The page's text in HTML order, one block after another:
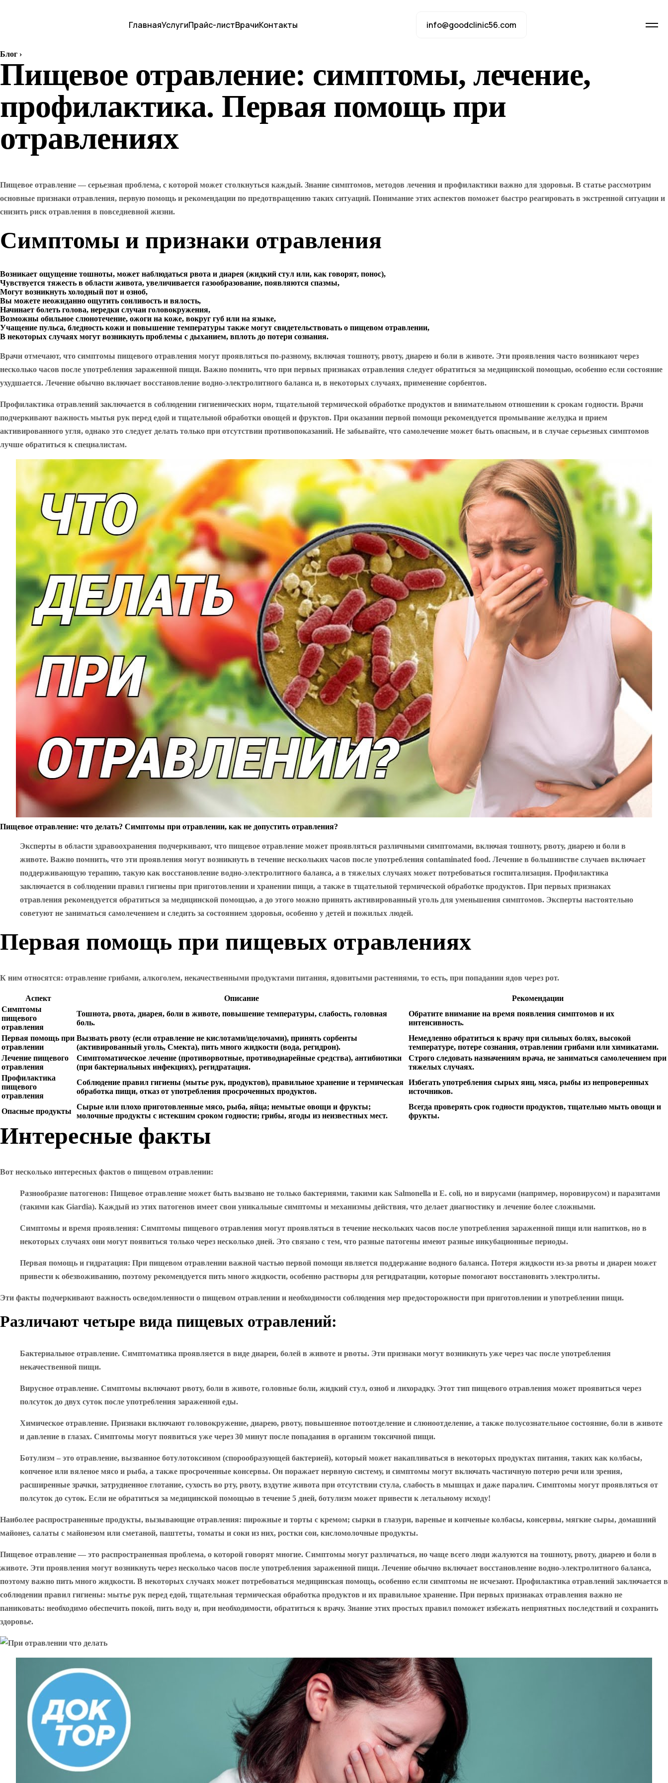
ГлавнаяУслугиПрайс-листВрачиКонтакты info@goodclinic56.com
Блог ›
Пищевое отравление: симптомы, лечение,
профилактика. Первая помощь при
отравлениях
Пищевое отравление — серьезная проблема, с которой может столкнуться каждый. Знание симптомов, методов лечения и профилактики важно для здоровья. В статье рассмотрим
основные признаки отравления, первую помощь и рекомендации по предотвращению таких ситуаций. Понимание этих аспектов поможет быстро реагировать в экстренной ситуации и
снизить риск отравления в повседневной жизни.
Симптомы и признаки отравления
Возникает ощущение тошноты, может наблюдаться рвота и диарея (жидкий стул или, как говорят, понос),
Чувствуется тяжесть в области живота, увеличивается газообразование, появляются спазмы,
Могут возникнуть холодный пот и озноб,
Вы можете неожиданно ощутить сонливость и вялость,
Начинает болеть голова, нередки случаи головокружения,
Возможны обильное слюнотечение, ожоги на коже, вокруг губ или на языке,
Учащение пульса, бледность кожи и повышение температуры также могут свидетельствовать о пищевом отравлении,
В некоторых случаях могут возникнуть проблемы с дыханием, вплоть до потери сознания.
Врачи отмечают, что симптомы пищевого отравления могут проявляться по-разному, включая тошноту, рвоту, диарею и боли в животе. Эти проявления часто возникают через
несколько часов после употребления зараженной пищи. Важно помнить, что при первых признаках отравления следует обратиться за медицинской помощью, особенно если состояние
ухудшается. Лечение обычно включает восстановление водно-электролитного баланса и, в некоторых случаях, применение сорбентов.
Профилактика отравлений заключается в соблюдении гигиенических норм, тщательной термической обработке продуктов и внимательном отношении к срокам годности. Врачи
подчеркивают важность мытья рук перед едой и тщательной обработки овощей и фруктов. При оказании первой помощи рекомендуется промывание желудка и прием
активированного угля, однако это следует делать только при отсутствии противопоказаний. Не забывайте, что самолечение может быть опасным, и в случае серьезных симптомов
лучше обратиться к специалистам.
Пищевое отравление: что делать? Симптомы при отравлении, как не допустить отравления?
Эксперты в области здравоохранения подчеркивают, что пищевое отравление может проявляться различными симптомами, включая тошноту, рвоту, диарею и боли в
животе. Важно помнить, что эти проявления могут возникнуть в течение нескольких часов после употребления contaminated food. Лечение в большинстве случаев включает
поддерживающую терапию, такую как восстановление водно-электролитного баланса, а в тяжелых случаях может потребоваться госпитализация. Профилактика
заключается в соблюдении правил гигиены при приготовлении и хранении пищи, а также в тщательной термической обработке продуктов. При первых признаках
отравления рекомендуется обратиться за медицинской помощью, а до этого можно принять активированный уголь для уменьшения симптомов. Эксперты настоятельно
советуют не заниматься самолечением и следить за состоянием здоровья, особенно у детей и пожилых людей.
Первая помощь при пищевых отравлениях
К ним относятся: отравление грибами, алкоголем, некачественными продуктами питания, ядовитыми растениями, то есть, при попадании ядов через рот.
Аспект Описание
Рекомендации
Симптомы
пищевого
отравления
Тошнота, рвота, диарея, боли в животе, повышение температуры, слабость, головная
боль.
Обратите внимание на время появления симптомов и их
интенсивность.
Первая помощь при
отравлении
Вызвать рвоту (если отравление не кислотами/щелочами), принять сорбенты
(активированный уголь, Смекта), пить много жидкости (вода, регидрон).
Немедленно обратиться к врачу при сильных болях, высокой
температуре, потере сознания, отравлении грибами или химикатами.
Лечение пищевого
отравления
Симптоматическое лечение (противорвотные, противодиарейные средства), антибиотики
(при бактериальных инфекциях), регидратация.
Строго следовать назначениям врача, не заниматься самолечением при
тяжелых случаях.
Профилактика
пищевого
отравления
Соблюдение правил гигиены (мытье рук, продуктов), правильное хранение и термическая
обработка пищи, отказ от употребления просроченных продуктов.
Избегать употребления сырых яиц, мяса, рыбы из непроверенных
источников.
Опасные продукты
Сырые или плохо приготовленные мясо, рыба, яйца; немытые овощи и фрукты;
молочные продукты с истекшим сроком годности; грибы, ягоды из неизвестных мест.
Всегда проверять срок годности продуктов, тщательно мыть овощи и
фрукты.
Интересные факты
Вот несколько интересных фактов о пищевом отравлении:
Разнообразие патогенов: Пищевое отравление может быть вызвано не только бактериями, такими как Salmonella и E. coli, но и вирусами (например, норовирусом) и паразитами
(такими как Giardia). Каждый из этих патогенов имеет свои уникальные симптомы и механизмы действия, что делает диагностику и лечение более сложными.
Симптомы и время проявления: Симптомы пищевого отравления могут проявляться в течение нескольких часов после употребления зараженной пищи или напитков, но в
некоторых случаях они могут появиться только через несколько дней. Это связано с тем, что разные патогены имеют разные инкубационные периоды.
Первая помощь и гидратация: При пищевом отравлении важной частью первой помощи является поддержание водного баланса. Потеря жидкости из-за рвоты и диареи может
привести к обезвоживанию, поэтому рекомендуется пить много жидкости, особенно растворы для регидратации, которые помогают восстановить электролиты.
Эти факты подчеркивают важность осведомленности о пищевом отравлении и необходимости соблюдения мер предосторожности при приготовлении и употреблении пищи.
Различают четыре вида пищевых отравлений:
Бактериальное отравление. Симптоматика проявляется в виде диареи, болей в животе и рвоты. Эти признаки могут возникнуть уже через час после употребления
некачественной пищи.
Вирусное отравление. Симптомы включают рвоту, боли в животе, головные боли, жидкий стул, озноб и лихорадку. Этот тип пищевого отравления может проявиться через
полсуток до двух суток после употребления зараженной еды.
Химическое отравление. Признаки включают головокружение, диарею, рвоту, повышенное потоотделение и слюноотделение, а также полусознательное состояние, боли в животе
и давление в глазах. Симптомы могут появиться уже через 30 минут после попадания в организм токсичной пищи.
Ботулизм – это отравление, вызванное ботулотоксином (спорообразующей бактерией), который может накапливаться в некоторых продуктах питания, таких как колбасы,
копченое или вяленое мясо и рыба, а также просроченные консервы. Он поражает нервную систему, и симптомы могут включать частичную потерю речи или зрения,
расширенные зрачки, затрудненное глотание, сухость во рту, рвоту, вздутие живота при отсутствии стула, слабость в мышцах и даже паралич. Симптомы могут проявляться от
полсуток до суток. Если не обратиться за медицинской помощью в течение 5 дней, ботулизм может привести к летальному исходу!
Наиболее распространенные продукты, вызывающие отравления: пирожные и торты с кремом; сырки в глазури, вареные и копченые колбасы, консервы, мягкие сыры, домашний
майонез, салаты с майонезом или сметаной, паштеты, томаты и соки из них, ростки сои, кисломолочные продукты.
Пищевое отравление — это распространенная проблема, о которой говорят многие. Симптомы могут различаться, но чаще всего люди жалуются на тошноту, рвоту, диарею и боли в
животе. Эти проявления могут возникнуть через несколько часов после употребления зараженной пищи. Лечение обычно включает восстановление водно-электролитного баланса,
поэтому важно пить много жидкости. В некоторых случаях может потребоваться медицинская помощь, особенно если симптомы не исчезают. Профилактика отравлений заключается в
соблюдении правил гигиены: мытье рук перед едой, тщательная термическая обработка продуктов и их правильное хранение. При первых признаках отравления важно не
паниковать: необходимо обеспечить покой, пить воду и, при необходимости, обратиться к врачу. Знание этих простых правил поможет избежать неприятных последствий и сохранить
здоровье.